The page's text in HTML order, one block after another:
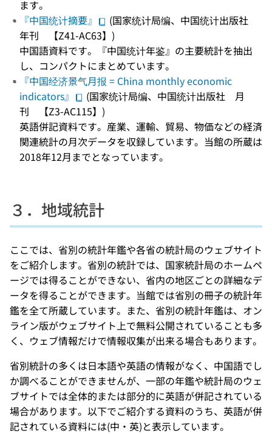
ます。
『中国统计摘要』
(国家统计局编、中国统计出版社
年刊 【Z41-AC63】)
中国語資料です。『中国统计年鉴』の主要統計を抽出
し、コンパクトにまとめています。
『中国经济景气月报 = China monthly economic
indicators』
(国家统计局编、中国统计出版社 月
刊 【Z3-AC115】)
英語併記資料です。産業、運輸、貿易、物価などの経済
関連統計の月次データを収録しています。当館の所蔵は
2018年12月までとなっています。
３．地域統計
ここでは、省別の統計年鑑や各省の統計局のウェブサイト
をご紹介します。省別の統計では、国家統計局のホームペ
ージでは得ることができない、省内の地区ごとの詳細なデ
ータを得ることができます。当館では省別の冊子の統計年
鑑を全て所蔵しています。また、省別の統計年鑑は、オン
ライン版がウェブサイト上で無料公開されていることも多
く、ウェブ情報だけで情報収集が出来る場合もあります。
省別統計の多くは日本語や英語の情報がなく、中国語でし
か調べることができませんが、一部の年鑑や統計局のウェ
ブサイトでは全体的または部分的に英語が併記されている
場合があります。以下でご紹介する資料のうち、英語が併
記されている資料には(中・英)と表示しています。